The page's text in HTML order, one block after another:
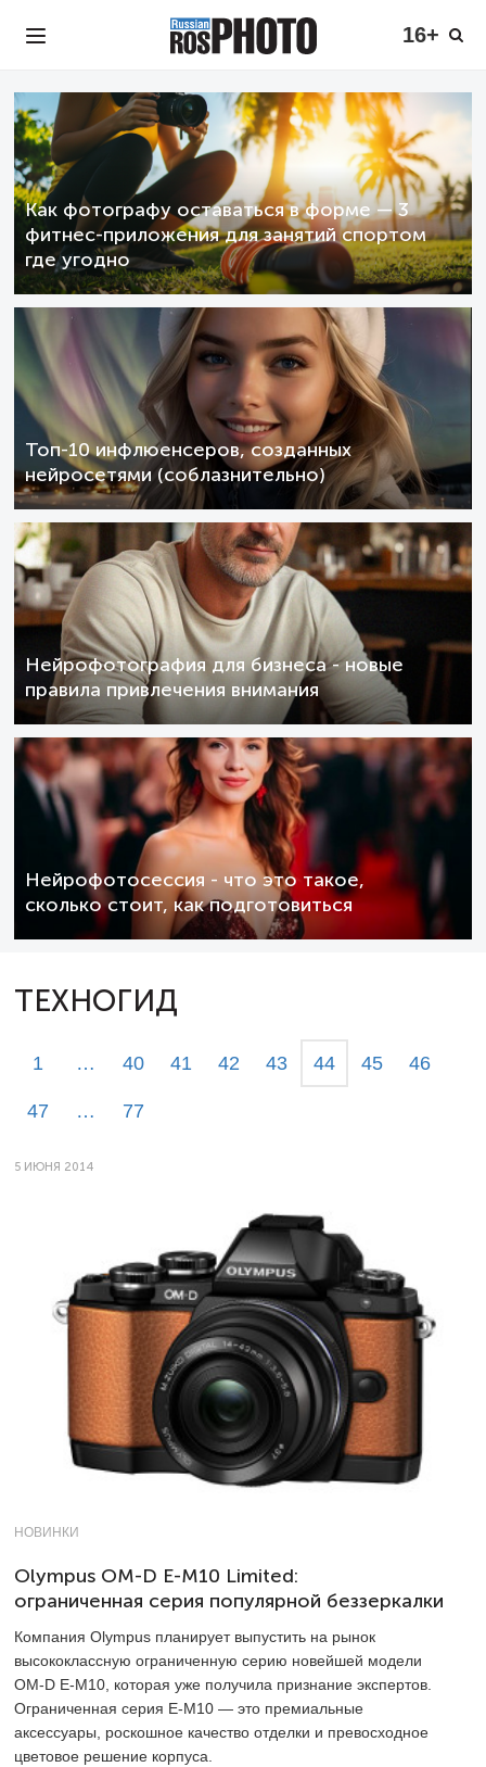
16+
Как фотографу оставаться в форме — 3
фитнес-приложения для занятий спортом
где угодно
Топ-10 инфлюенсеров, созданных
нейросетями (соблазнительно)
Нейрофотография для бизнеса - новые
правила привлечения внимания
Нейрофотосессия - что это такое,
сколько стоит, как подготовиться
ТЕХНОГИД
1 … 40 41 42 43 44 45 46
47 … 77
5 ИЮНЯ 2014
НОВИНКИ
Olympus OM-D E-M10 Limited:
ограниченная серия популярной беззеркалки
Компания Olympus планирует выпустить на рынок
высококлассную ограниченную серию новейшей модели
OM-D E-M10, которая уже получила признание экспертов.
Ограниченная серия E-M10 — это премиальные
аксессуары, роскошное качество отделки и превосходное
цветовое решение корпуса.